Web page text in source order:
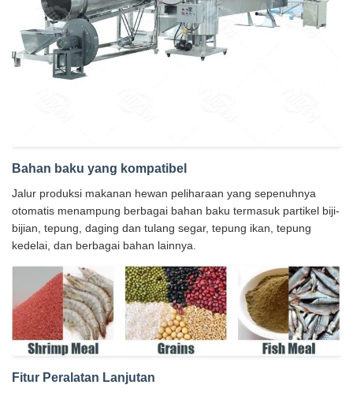
Bahan baku yang kompatibel
Jalur produksi makanan hewan peliharaan yang sepenuhnya
otomatis menampung berbagai bahan baku termasuk partikel biji-
bijian, tepung, daging dan tulang segar, tepung ikan, tepung
kedelai, dan berbagai bahan lainnya.
Fitur Peralatan Lanjutan